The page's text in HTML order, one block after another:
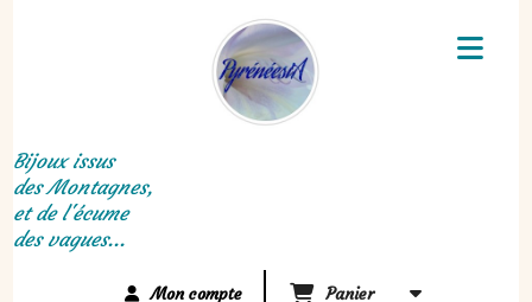
Bijoux issus
des Montagnes,
et de l'écume
des vagues...
Mon compte Panier